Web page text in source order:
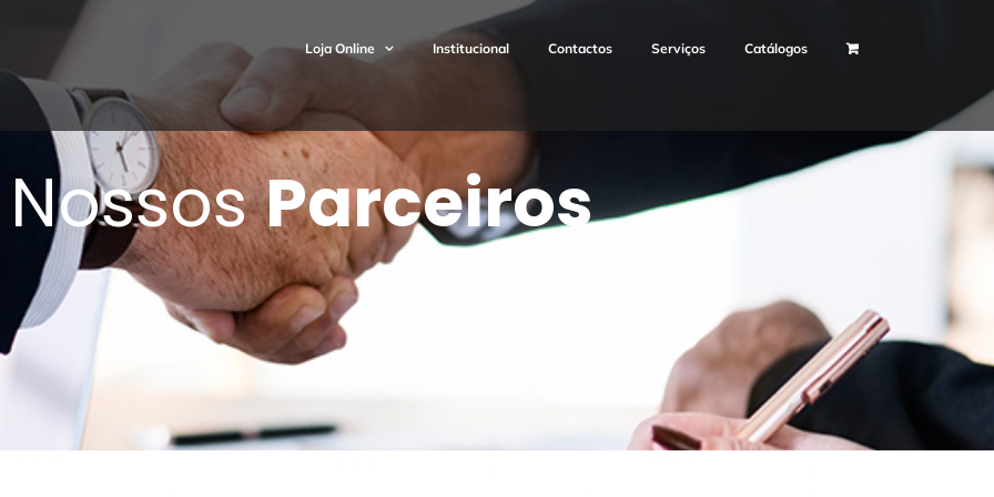
Loja Online Institucional Contactos Serviços Catálogos
NossosParceiros